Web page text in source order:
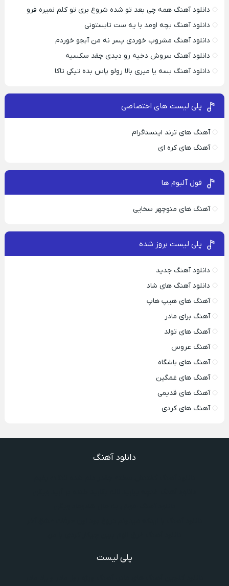
دانلود آهنگ همه چی بعد تو شده شروع بری تو کلم نمیره فرو
دانلود آهنگ بچه اومد با یه ست تابستونی
دانلود آهنگ مشروب خوردی پسر نه من آبجو خوردم
دانلود آهنگ سروش دخیه رو دیدی چقد سکسیه
دانلود آهنگ بسه یا میری بالا رولو پاس بده تیکی تاکا
پلی لیست های اختصاصی
آهنگ های ترند اینستاگرام
آهنگ های کره ای
فول آلبوم ها
آهنگ های منوچهر سخایی
پلی لیست بروز شده
دانلود آهنگ جدید
دانلود آهنگ های شاد
آهنگ های هیپ هاپ
آهنگ برای مادر
آهنگ های تولد
آهنگ عروس
آهنگ های باشگاه
آهنگ های غمگین
آهنگ های قدیمی
آهنگ های کردی
دانلود آهنگ
پلی لیست